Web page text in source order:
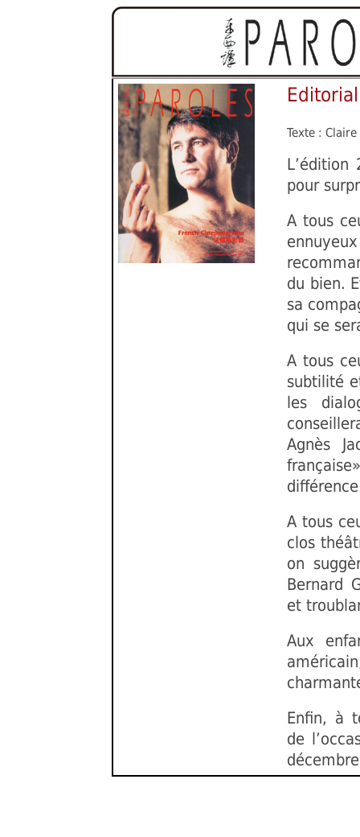
Editorial
Texte :
L’édition
pour
A tous
du bien.
sa
qui se
A tous
subtilité
les
Agnès
A tous
clos
on
Bernard
et
Aux
Enfin, à
de